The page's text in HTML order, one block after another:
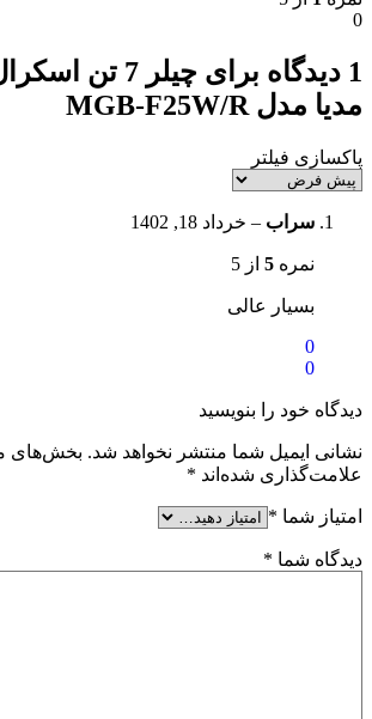
0
1 دیدگاه برای
چیلر 7 تن
مدیا مدل MGB-F25W/R
پاکسازی فیلتر
سراب – خرداد 18, 1402
نمره 5 از 5
بسیار عالی
0
0
دیدگاه خود را بنویسید
نشانی ایمیل شما منتشر نخواهد شد. بخش‌های
علامت‌گذاری شده‌اند *
امتیاز شما *
دیدگاه شما *